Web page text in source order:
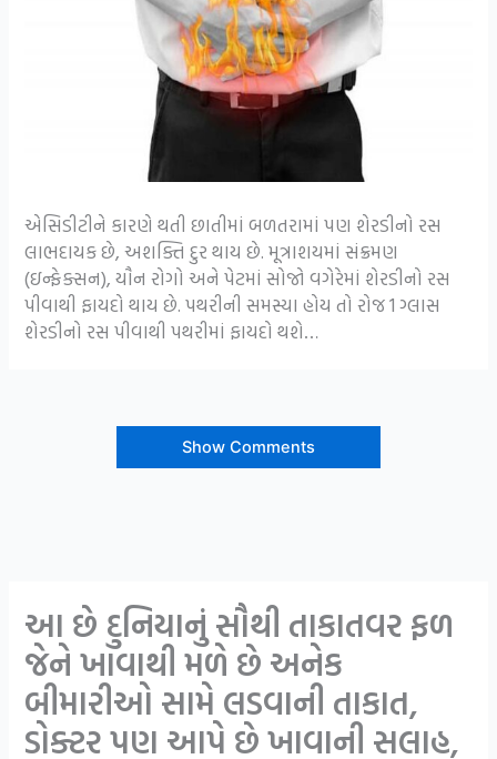
એસિડીટીને કારણે થતી છાતીમાં બળતરામાં પણ શેરડીનો રસ
લાભદાયક છે, અશક્તિ દુર થાય છે. મૂત્રાશયમાં સંક્રમણ
(ઇન્ફેક્સન), યૌન રોગો અને પેટમાં સોજો વગેરેમાં શેરડીનો રસ
પીવાથી ફાયદો થાય છે. પથરીની સમસ્યા હોય તો રોજ 1 ગ્લાસ
શેરડીનો રસ પીવાથી પથરીમાં ફાયદો થશે…
Show Comments
આ છે દુનિયાનું સૌથી તાકાતવર ફળ
જેને ખાવાથી મળે છે અનેક
બીમારીઓ સામે લડવાની તાકાત,
ડોક્ટર પણ આપે છે ખાવાની સલાહ,